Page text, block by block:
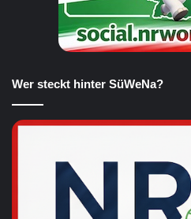
Wer steckt hinter SüWeNa?